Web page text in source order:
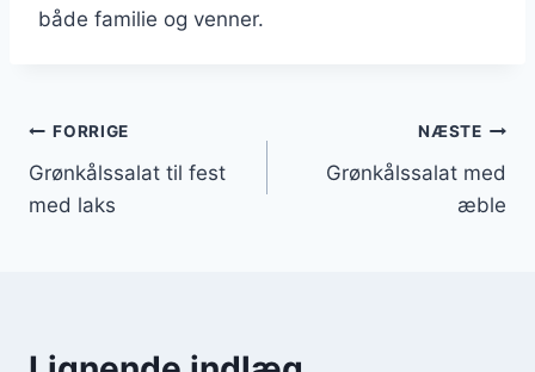
både familie og venner.
Indlægsnavigation
FORRIGE
Grønkålssalat til fest
med laks
NÆSTE
Grønkålssalat med
æble